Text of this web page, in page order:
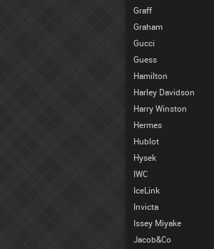
Graff
Graham
Gucci
Guess
Hamilton
Harley Davidson
Harry Winston
Hermes
Hublot
Hysek
IWC
IceLink
Invicta
Issey Miyake
Jacob&Co